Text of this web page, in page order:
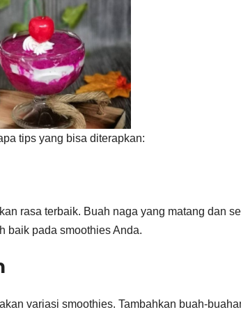
tips yang bisa diterapkan:
rasa terbaik. Buah naga yang matang dan
baik pada smoothies Anda.
variasi smoothies. Tambahkan buah-